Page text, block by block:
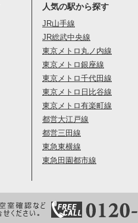
人気の駅から探す
JR山手線
JR総武中央線
東京メトロ丸ノ内線
東京メトロ銀座線
東京メトロ千代田線
東京メトロ日比谷線
東京メトロ有楽町線
都営大江戸線
都営三田線
東急東横線
東急田園都市線